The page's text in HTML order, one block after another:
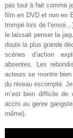
pas tout à fait comme
film en DVD et non en
trompé lors de
le laissait penser la
doute la plus grande
scènes d’action
absentes. Les
acteurs se montre
du niveau escompté.
m’est bien difficile de
accro au genre
même).